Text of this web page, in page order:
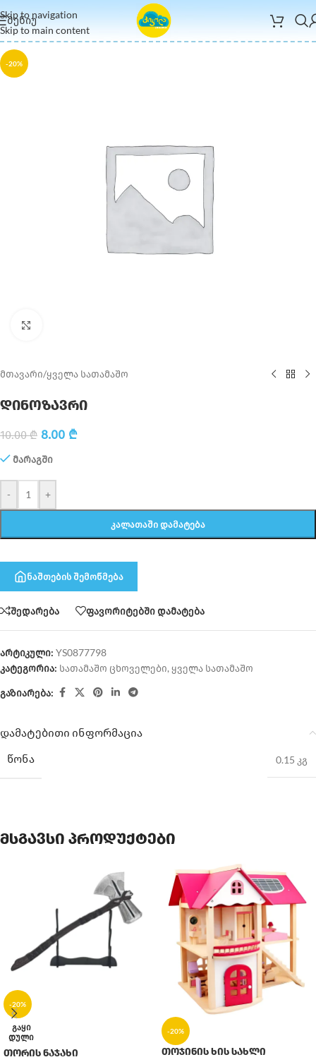
Skip to navigation
Skip to main content
ᲛᲔᲜᲘᲣ
-20%
მთავარი/ყველა სათამაშო
დინოზავრი
10.00₾ 8.00 ₾
მარაგში
- +
ᲙᲐᲚᲐᲗᲐᲨᲘ ᲓᲐᲛᲐᲢᲔᲑᲐ
ნაშთების შემოწმება
შედარება ფავორიტებში დამატება
არტიკული: YS0877798
კატეგორია: სათამაშო ცხოველები, ყველა სათამაშო
გაზიარება:
დამატებითი ინფორმაცია
ᲬᲝᲜᲐ
0.15 კგ
მსგავსი პროდუქტები
-20%
ᲒᲐᲧᲘ
ᲓᲣᲚᲘ
თორის ნაჯახი
-20%
თოჯინის ხის სახლი